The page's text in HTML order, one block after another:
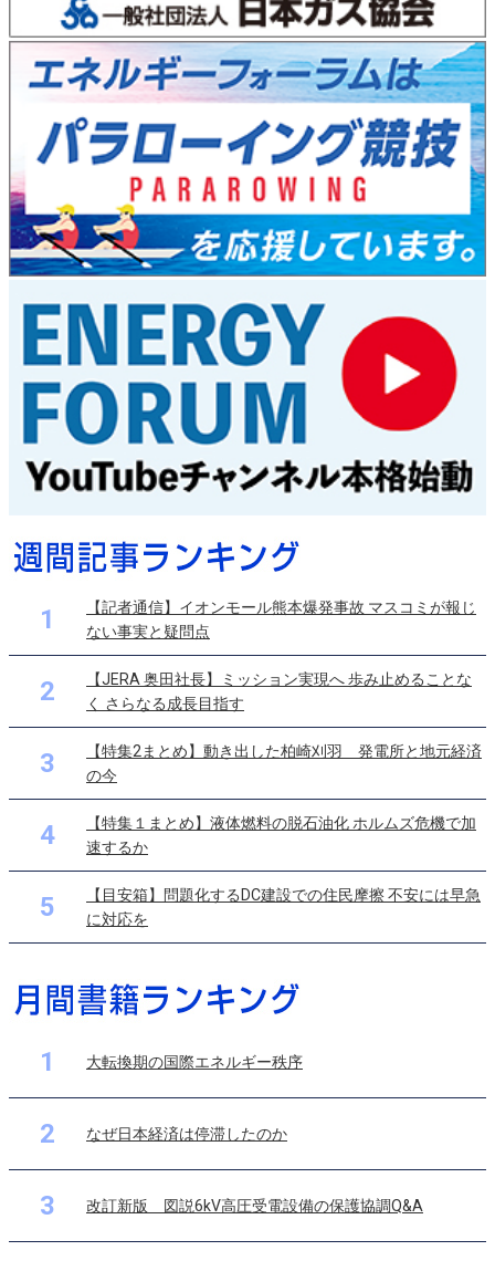
1
【記者通信】イオンモール熊本爆発事故 マスコミが報じ
ない事実と疑問点
2
【JERA 奥田社長】ミッション実現へ 歩み止めることな
く さらなる成長目指す
3
【特集2まとめ】動き出した柏崎刈羽 発電所と地元経済
の今
4
【特集１まとめ】液体燃料の脱石油化 ホルムズ危機で加
速するか
5
【目安箱】問題化するDC建設での住民摩擦 不安には早急
に対応を
1 大転換期の国際エネルギー秩序
2 なぜ日本経済は停滞したのか
3 改訂新版 図説6kV高圧受電設備の保護協調Q&A